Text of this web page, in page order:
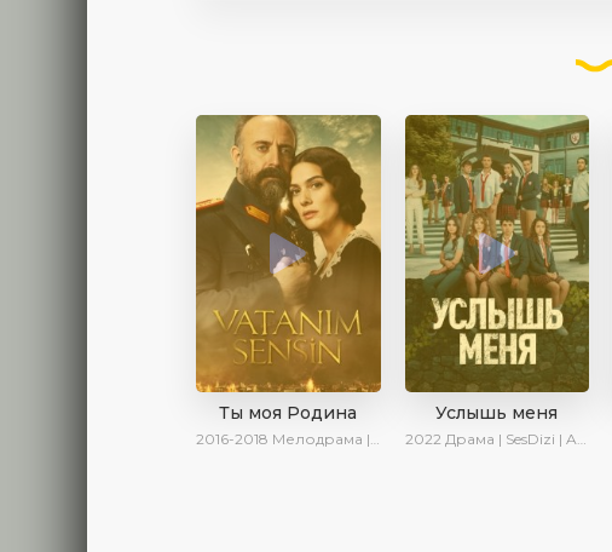
Ты моя Родина
2016-2018 Мелодрама | Исторический | Военный | Turok1990
Услышь меня
2022 Драма | SesDizi | AveTurk | Turok1990